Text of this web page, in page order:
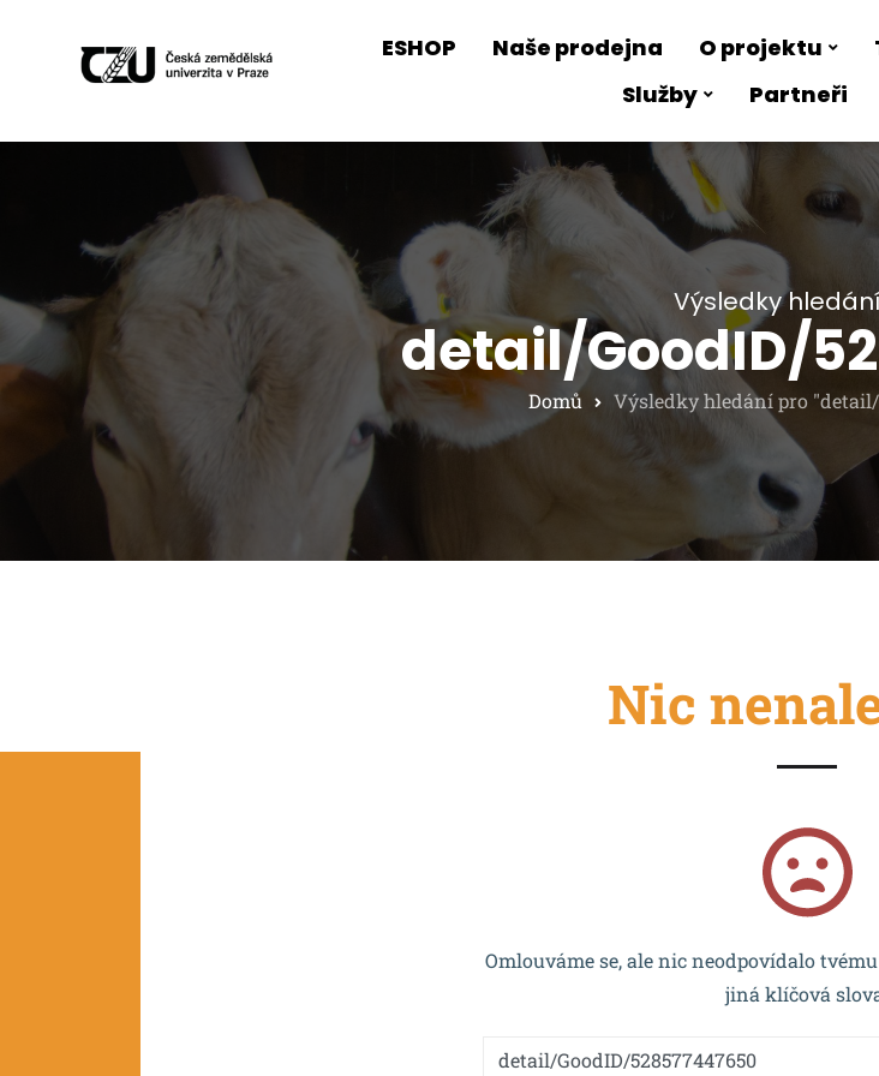
ESHOP Naše prodejna O projektu
Služby
Partneři
Výsledky
detail/GoodID/
Domů Výsledky hledání pro "detail/
Nic
Omlouváme se, ale nic neodpovídalo
jiná klíčová